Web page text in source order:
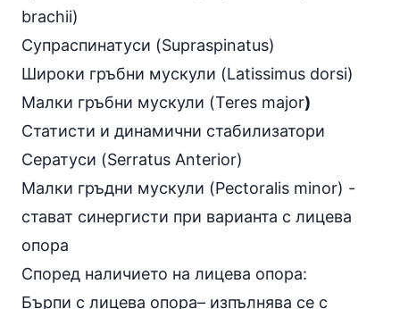
brachii)
Супраспинатуси (Supraspinatus)
Широки гръбни мускули (Latissimus dorsi)
Малки гръбни мускули (Teres major)
Статисти и динамични стабилизатори
Сератуси (Serratus Anterior)
Малки гръдни мускули (Pectoralis minor) -
стават синергисти при варианта с лицева
опора
Според наличието на лицева опора:
Бърпи с лицева опора– изпълнява се с